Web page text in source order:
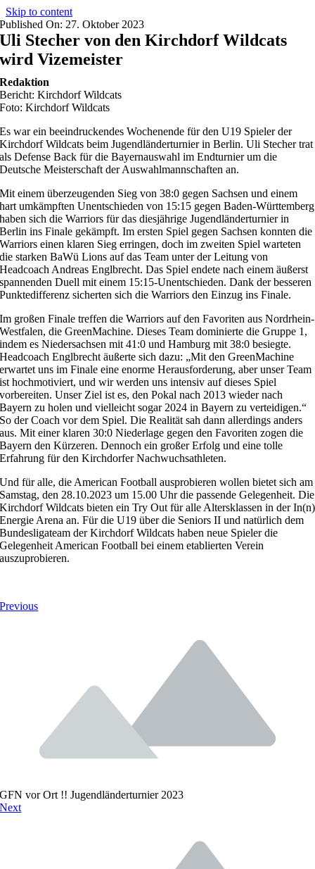
Skip to content
Published On: 27. Oktober 2023
Uli Stecher von den Kirchdorf Wildcats
wird Vizemeister
Redaktion
Bericht: Kirchdorf Wildcats
Foto: Kirchdorf Wildcats
Es war ein beeindruckendes Wochenende für den U19 Spieler der
Kirchdorf Wildcats beim Jugendländerturnier in Berlin. Uli Stecher trat
als Defense Back für die Bayernauswahl im Endturnier um die
Deutsche Meisterschaft der Auswahlmannschaften an.
Mit einem überzeugenden Sieg von 38:0 gegen Sachsen und einem
hart umkämpften Unentschieden von 15:15 gegen Baden-Württemberg
haben sich die Warriors für das diesjährige Jugendländerturnier in
Berlin ins Finale gekämpft. Im ersten Spiel gegen Sachsen konnten die
Warriors einen klaren Sieg erringen, doch im zweiten Spiel warteten
die starken BaWü Lions auf das Team unter der Leitung von
Headcoach Andreas Englbrecht. Das Spiel endete nach einem äußerst
spannenden Duell mit einem 15:15-Unentschieden. Dank der besseren
Punktedifferenz sicherten sich die Warriors den Einzug ins Finale.
Im großen Finale treffen die Warriors auf den Favoriten aus Nordrhein-
Westfalen, die GreenMachine. Dieses Team dominierte die Gruppe 1,
indem es Niedersachsen mit 41:0 und Hamburg mit 38:0 besiegte.
Headcoach Englbrecht äußerte sich dazu: „Mit den GreenMachine
erwartet uns im Finale eine enorme Herausforderung, aber unser Team
ist hochmotiviert, und wir werden uns intensiv auf dieses Spiel
vorbereiten. Unser Ziel ist es, den Pokal nach 2013 wieder nach
Bayern zu holen und vielleicht sogar 2024 in Bayern zu verteidigen.“
So der Coach vor dem Spiel. Die Realität sah dann allerdings anders
aus. Mit einer klaren 30:0 Niederlage gegen den Favoriten zogen die
Bayern den Kürzeren. Dennoch ein großer Erfolg und eine tolle
Erfahrung für den Kirchdorfer Nachwuchsathleten.
Und für alle, die American Football ausprobieren wollen bietet sich am
Samstag, den 28.10.2023 um 15.00 Uhr die passende Gelegenheit. Die
Kirchdorf Wildcats bieten ein Try Out für alle Altersklassen in der In(n)
Energie Arena an. Für die U19 über die Seniors II und natürlich dem
Bundesligateam der Kirchdorf Wildcats haben neue Spieler die
Gelegenheit American Football bei einem etablierten Verein
auszuprobieren.
Previous
GFN vor Ort !! Jugendländerturnier 2023
Next